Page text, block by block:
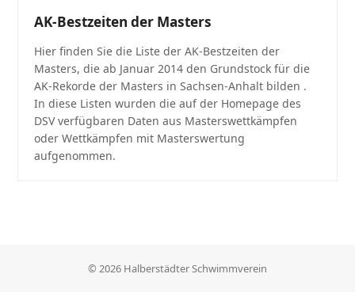
AK-Bestzeiten der Masters
Hier finden Sie die Liste der AK-Bestzeiten der
Masters, die ab Januar 2014 den Grundstock für die
AK-Rekorde der Masters in Sachsen-Anhalt bilden .
In diese Listen wurden die auf der Homepage des
DSV verfügbaren Daten aus Masterswettkämpfen
oder Wettkämpfen mit Masterswertung
aufgenommen.
© 2026 Halberstädter Schwimmverein